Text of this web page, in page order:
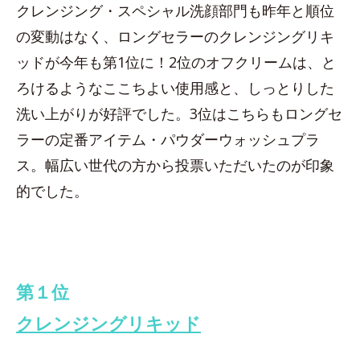
クレンジング・スペシャル洗顔部門も昨年と順位
の変動はなく、ロングセラーのクレンジングリキ
ッドが今年も第1位に！2位のオフクリームは、と
ろけるようなここちよい使用感と、しっとりした
洗い上がりが好評でした。3位はこちらもロングセ
ラーの定番アイテム・パウダーウォッシュプラ
ス。幅広い世代の方から投票いただいたのが印象
的でした。
第１位
クレンジングリキッド